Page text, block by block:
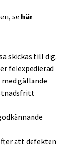
se här.
skickas till dig.
felexpedierad
gällande
att defekten